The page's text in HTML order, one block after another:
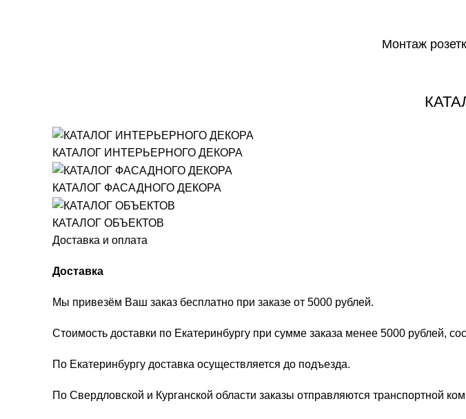
Монтаж
КАТАЛОГ ИНТЕРЬЕРНОГО ДЕКОРА
КАТАЛОГ ФАСАДНОГО ДЕКОРА
КАТАЛОГ ОБЪЕКТОВ
Доставка и оплата
Доставка
Мы привезём Ваш заказ бесплатно при заказе от 5000 рублей.
Стоимость доставки по Екатеринбургу при сумме заказа менее 5000 рублей,
По Екатеринбургу доставка осуществляется до подъезда.
По Свердловской и Курганской области заказы отправляются транспортной